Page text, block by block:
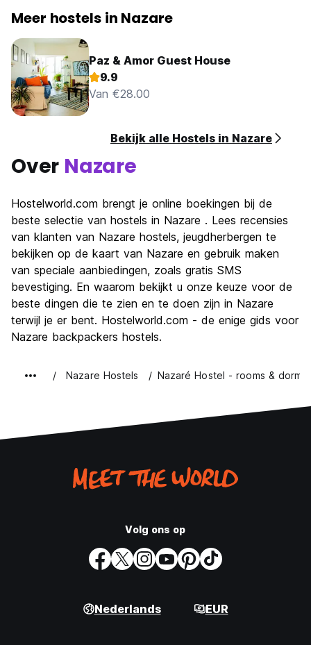
Meer hostels in Nazare
Paz & Amor Guest House
9.9
Van €28.00
Bekijk alle Hostels in Nazare
Over Nazare
Hostelworld.com brengt je online boekingen bij de
beste selectie van hostels in Nazare . Lees recensies
van klanten van Nazare hostels, jeugdherbergen te
bekijken op de kaart van Nazare en gebruik maken
van speciale aanbiedingen, zoals gratis SMS
bevestiging. En waarom bekijkt u onze keuze voor de
beste dingen die te zien en te doen zijn in Nazare
terwijl je er bent. Hostelworld.com - de enige gids voor
Nazare backpackers hostels.
Nazare Hostels Nazaré Hostel - rooms & dorms
Volg ons op
Nederlands EUR